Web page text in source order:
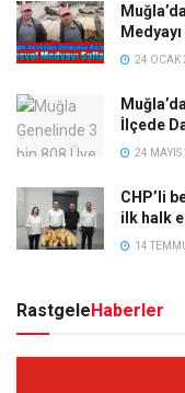
24 OCAK
İlçede
24 MAYIS
CHP’li
ilk halk
14
RastgeleHaberler